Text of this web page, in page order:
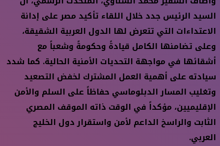
السيد الرئيس جدد خلال اللقاء تأكيد مصر على إدانة
الاعتداءات التي تتعرض لها الدول العربية الشقيقة،
وعلى تضامنها الكامل قيادةً وحكومةً وشعباً مع
أشقائها في مواجهة التحديات الأمنية الحالية. كما شدد
سيادته على أهمية العمل المشترك لخفض التصعيد
وتغليب المسار الدبلوماسي حفاظاً على السلم والأمن
الإقليميين، مؤكداً في الوقت ذاته الموقف المصري
الثابت والراسخ الداعم لأمن واستقرار دول الخليج
العربي.